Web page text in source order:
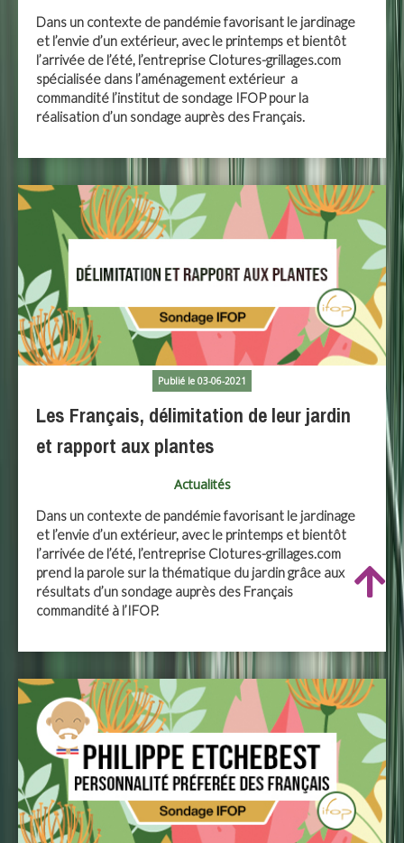
Dans un contexte de pandémie favorisant le jardinage
et l’envie d’un extérieur, avec le printemps et bientôt
l’arrivée de l’été, l’entreprise Clotures-grillages.com
spécialisée dans l’aménagement extérieur a
commandité l’institut de sondage IFOP pour la
réalisation d’un sondage auprès des Français.
Publié le 03-06-2021
Les Français, délimitation de leur jardin
et rapport aux plantes
Actualités
Dans un contexte de pandémie favorisant le jardinage
et l’envie d’un extérieur, avec le printemps et bientôt
l’arrivée de l’été, l’entreprise Clotures-grillages.com
prend la parole sur la thématique du jardin grâce aux
résultats d’un sondage auprès des Français
commandité à l’IFOP.